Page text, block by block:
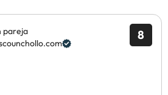
8
pareja